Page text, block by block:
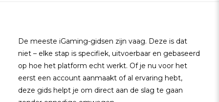
De meeste iGaming-gidsen zijn vaag. Deze is dat
niet – elke stap is specifiek, uitvoerbaar en gebaseerd
op hoe het platform echt werkt. Of je nu voor het
eerst een account aanmaakt of al ervaring hebt,
deze gids helpt je om direct aan de slag te gaan